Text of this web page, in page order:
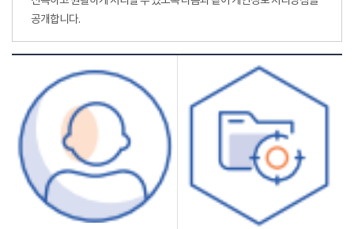
공개합니다.